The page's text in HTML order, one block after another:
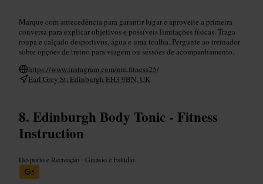
Marque com antecedência para garantir lugar e aproveite a primeira
conversa para explicar objetivos e possíveis limitações físicas. Traga
roupa e calçado desportivos, água e uma toalha. Pergunte ao treinador
sobre opções de treino para viagem ou sessões de acompanhamento.
https://www.instagram.com/nm.fitness25/
Earl Grey St, Edinburgh EH3 9BN, UK
Edinburgh Body Tonic - Fitness
Instruction
Desporto e Recreação •Ginásio e Estúdio
5